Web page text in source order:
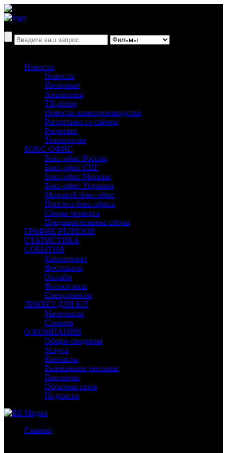
Новости
Новости
Интервью
Аналитика
ТВ-обзор
Новости кинопроизводства
Репортажи со съёмок
Рецензии
Технологии
БОКС-ОФИС
Бокс-офис России
Бокс-офис СНГ
Бокс-офис Москвы
Бокс-офис Украины
Мировой бокс-офис
Прогноз бокс-офиса
Сборы четверга
Предварительные сборы
ГРАФИК РЕЛИЗОВ
СТАТИСТИКА
СОБЫТИЯ
Кинопрокат
Фестивали
Онлайн
Фотоотчеты
Спецпроекты
ЛИКБЕЗ ДЛЯ К/Т
Материалы
Словарь
О КОМПАНИИ
Общие сведения
Услуги
Контакты
Размещение рекламы
Партнеры
Обратная связь
Подписка
Главная